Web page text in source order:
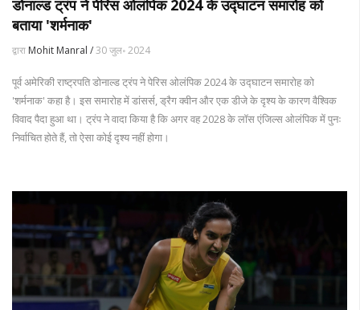
डोनाल्ड ट्रंप ने पेरिस ओलंपिक 2024 के उद्घाटन समारोह को
बताया 'शर्मनाक'
द्वारा Mohit Manral /30 जुल॰ 2024
पूर्व अमेरिकी राष्ट्रपति डोनाल्ड ट्रंप ने पेरिस ओलंपिक 2024 के उद्घाटन समारोह को
'शर्मनाक' कहा है। इस समारोह में डांसर्स, ड्रैग क्वीन और एक डीजे के दृश्य के कारण वैश्विक
विवाद पैदा हुआ था। ट्रंप ने वादा किया है कि अगर वह 2028 के लॉस एंजिल्स ओलंपिक में पुनः
निर्वाचित होते हैं, तो ऐसा कोई दृश्य नहीं होगा।